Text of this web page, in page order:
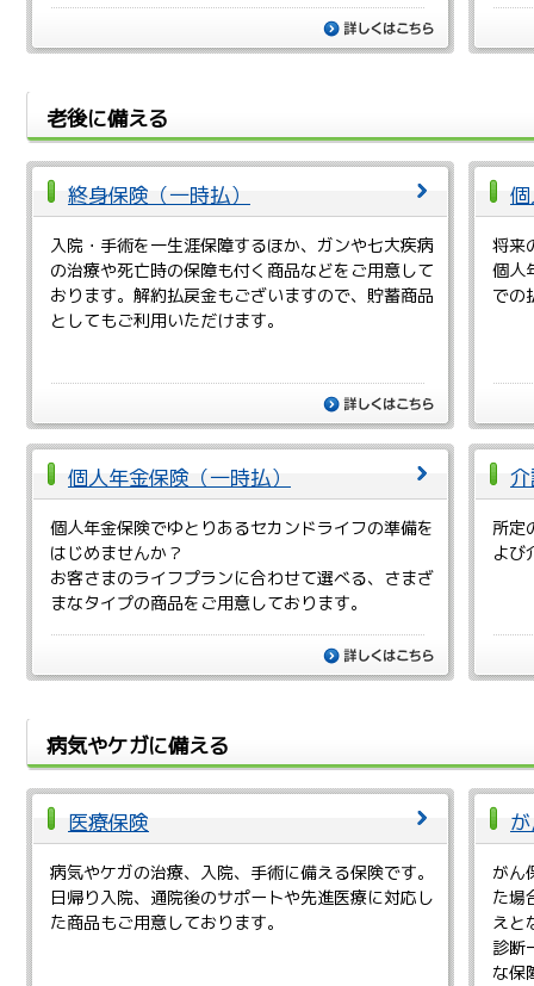
詳しくは
老後に備える
終身保険（一時払）
入院・手術を一生涯保障するほか、ガンや七大疾病
の治療や死亡時の保障も付く商品などをご用意して
おります。解約払戻金もございますので、貯蓄商品
としてもご利用いただけます。
詳しくは
将来
個人
での
個人年金保険（一時払）
個人年金保険でゆとりあるセカンドライフの準備を
はじめませんか？
お客さまのライフプランに合わせて選べる、さまざ
まなタイプの商品をご用意しております。
詳しくは
所定
よび
病気やケガに備える
医療保険
病気やケガの治療、入院、手術に備える保険です。
日帰り入院、通院後のサポートや先進医療に対応し
た商品もご用意しております。
がん
た場
えと
診断
な保